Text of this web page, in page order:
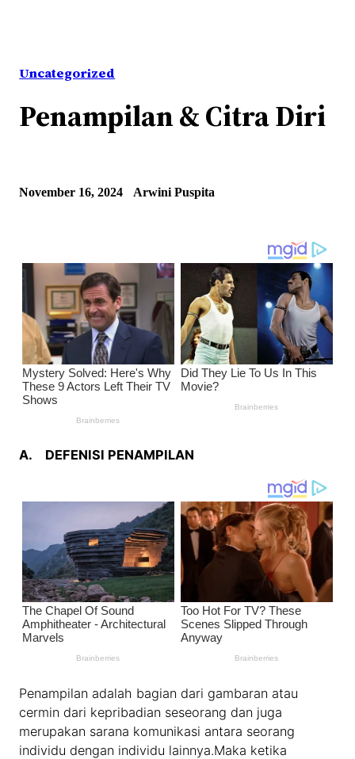
Uncategorized
Penampilan & Citra Diri
November 16, 2024 Arwini Puspita
A. DEFENISI PENAMPILAN
Penampilan adalah bagian dari gambaran atau
cermin dari kepribadian seseorang dan juga
merupakan sarana komunikasi antara seorang
individu dengan individu lainnya.Maka ketika